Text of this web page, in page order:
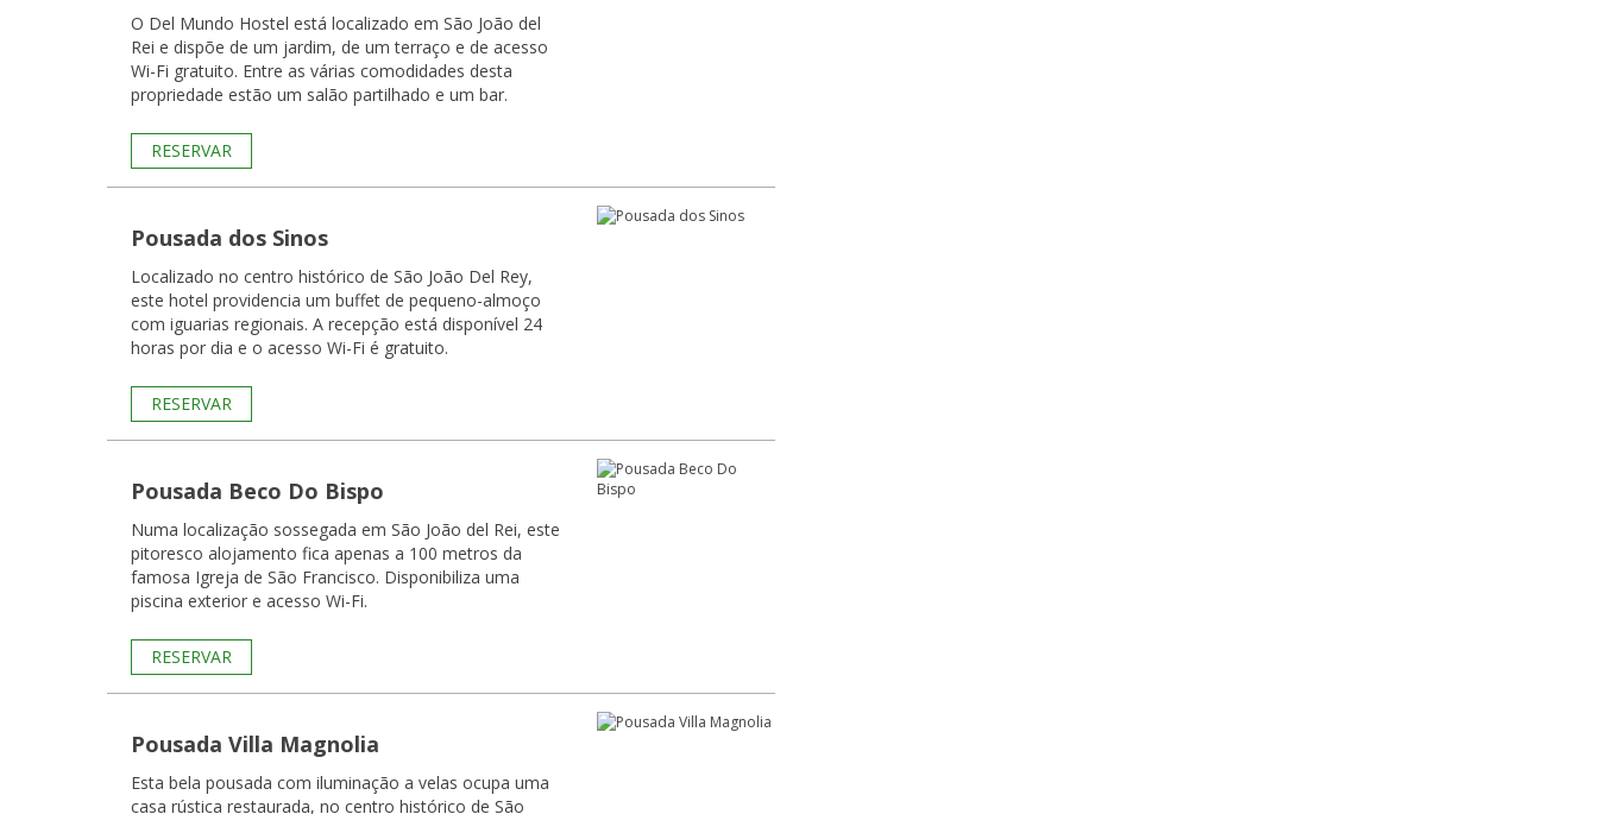
O Del Mundo Hostel está localizado em São João del
Rei e dispõe de um jardim, de um terraço e de acesso
Wi-Fi gratuito. Entre as várias comodidades desta
propriedade estão um salão partilhado e um bar.
RESERVAR
Pousada dos Sinos
Localizado no centro histórico de São João Del Rey,
este hotel providencia um buffet de pequeno-almoço
com iguarias regionais. A recepção está disponível 24
horas por dia e o acesso Wi-Fi é gratuito.
RESERVAR
Pousada Beco Do Bispo
Numa localização sossegada em São João del Rei, este
pitoresco alojamento fica apenas a 100 metros da
famosa Igreja de São Francisco. Disponibiliza uma
piscina exterior e acesso Wi-Fi.
RESERVAR
Pousada Villa Magnolia
Esta bela pousada com iluminação a velas ocupa uma
casa rústica restaurada, no centro histórico de São